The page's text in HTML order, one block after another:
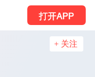
打开APP
+ 关注